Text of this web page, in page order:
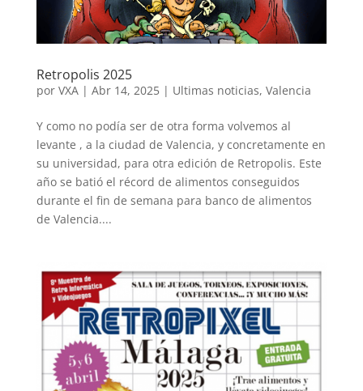
Retropolis 2025
por VXA| Abr 14, 2025| Ultimas noticias, Valencia
Y como no podía ser de otra forma volvemos al
levante , a la ciudad de Valencia, y concretamente en
su universidad, para otra edición de Retropolis. Este
año se batió el récord de alimentos conseguidos
durante el fin de semana para banco de alimentos
de Valencia....